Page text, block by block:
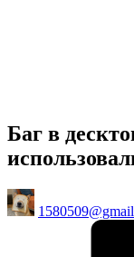
Баг в
Posted
by